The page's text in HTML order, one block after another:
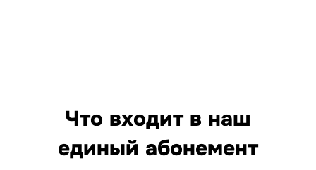
Что входит в наш
единый абонемент